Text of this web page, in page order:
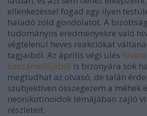
ellenkezéssel fogad egy ilyen
haladó zöld gondolatot. A
tudományos eredményekre való
végtelenül heves reakciókat
tagjaiból. Az április végi ülés
beszámolójából is bizonyára sok
megtudhat az olvasó, de talán
szubjektíven összegezem a méhek
neonikotinoidok témájában zajló
részleteit.